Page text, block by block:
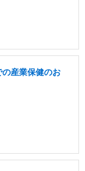
の産業保健のお